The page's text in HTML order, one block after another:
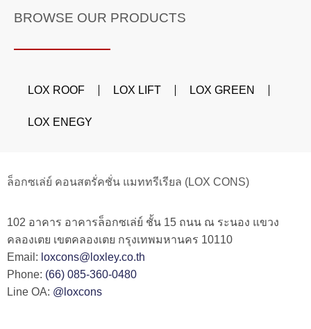
BROWSE OUR PRODUCTS
LOX ROOF LOX LIFT LOX GREEN
LOX ENEGY
ล็อกซเล่ย์ คอนสตรั่คชั่น แมททรีเรียล (LOX CONS)
102 อาคาร อาคารล็อกซเล่ย์ ชั้น 15 ถนน ณ ระนอง แขวง
คลองเตย เขตคลองเตย กรุงเทพมหานคร 10110
Email: loxcons@loxley.co.th
Phone: (66) 085-360-0480
Line OA: @loxcons